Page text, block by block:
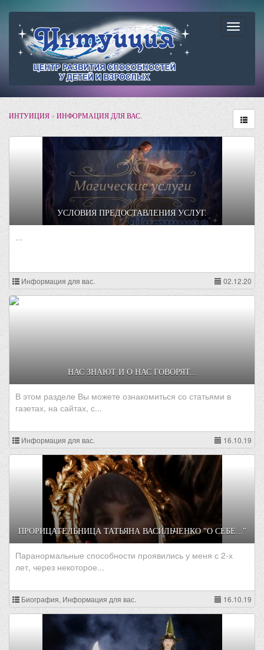
ИНТУИЦИЯ»ИНФОРМАЦИЯ ДЛЯ ВАС.
УСЛОВИЯ ПРЕДОСТАВЛЕНИЯ УСЛУГ.
...
Информация для вас. 02.12.20
НАС ЗНАЮТ И О НАС ГОВОРЯТ...
В этом разделе Вы можете ознакомиться со статьями в
газетах, на сайтах, с...
Информация для вас. 16.10.19
ПРОРИЦАТЕЛЬНИЦА ТАТЬЯНА ВАСИЛЬЧЕНКО "О СЕБЕ..."
Паранормальные способности проявились у меня с 2-х
лет, через некоторое...
Биография, Информация для вас. 16.10.19